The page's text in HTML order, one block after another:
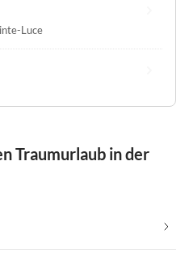
Luce
Traumurlaub in der